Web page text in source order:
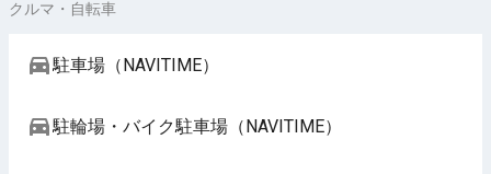
クルマ・自転車
駐車場（NAVITIME）
駐輪場・バイク駐車場（NAVITIME）